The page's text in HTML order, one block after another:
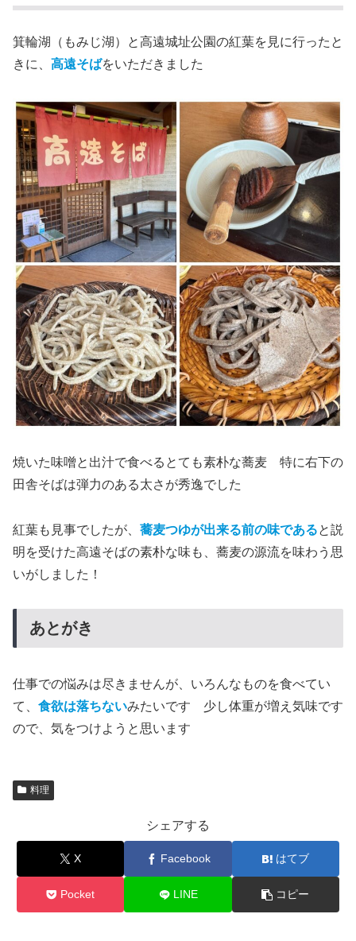
箕輪湖（もみじ湖）と高遠城址公園の紅葉を見に行ったと
きに、 高遠そばをいただきました
焼いた味噌と出汁で食べるとても素朴な蕎麦 特に右下の
田舎そばは弾力のある太さが秀逸でした
紅葉も見事でしたが、 蕎麦つゆが出来る前の味であると説
明を受けた高遠そばの素朴な味も、蕎麦の源流を味わう思
いがしました！
あとがき
仕事での悩みは尽きませんが、いろんなものを食べてい
て、 食欲は落ちないみたいです 少し体重が増え気味です
ので、気をつけようと思います
料理
シェアする
X Facebook はてブ
Pocket LINE コピー